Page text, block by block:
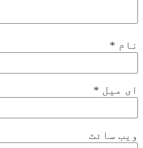
نام *
ای میل *
ویب‌ سائٹ